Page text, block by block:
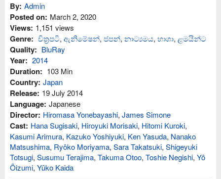
By: Admin
Posted on: March 2, 2020
Views: 1,151 views
Genre: චිත්‍රපටි, ඇනිමේෂන්, ජපන්, නාට්‍යමය, භාශා, ළමයින්ට
Quality: BluRay
Year: 2014
Duration: 103 Min
Country: Japan
Release: 19 July 2014
Language: Japanese
Director: Hiromasa Yonebayashi, James Simone
Cast: Hana Sugisaki, Hiroyuki Morisaki, Hitomi Kuroki,
Kasumi Arimura, Kazuko Yoshiyuki, Ken Yasuda, Nanako
Matsushima, Ryôko Moriyama, Sara Takatsuki, Shigeyuki
Totsugi, Susumu Terajima, Takuma Otoo, Toshie Negishi, Yô
Ôizumi, Yûko Kaida